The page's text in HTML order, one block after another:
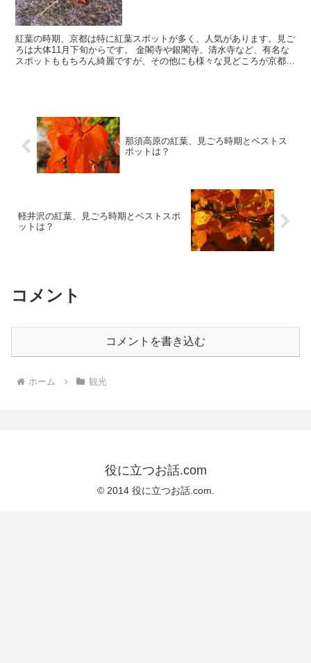
紅葉の時期、京都は特に紅葉スポットが多く、人気があります。見ご
ろは大体11月下旬からです。 金閣寺や銀閣寺、清水寺など、有名な
スポットももちろん綺麗ですが、その他にも様々な見どころが京都に
那須高原の紅葉、見ごろ時期とベストス
ポットは？
軽井沢の紅葉、見ごろ時期とベストスポ
ットは？
コメント
コメントを書き込む
ホーム 観光
役に立つお話.com
© 2014 役に立つお話.com.